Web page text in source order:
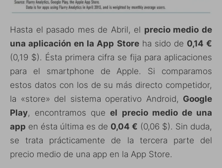
Hasta el pasado mes de Abril, el precio medio de
una aplicación en la App Storeha sido de 0,14 €
(0,19 $). Ésta primera cifra se fija para aplicaciones
para el smartphone de Apple. Si comparamos
estos datos con los de su más directo competidor,
la «store» del sistema operativo Android, Google
Play, encontramos queel precio medio de una
app en ésta última es de 0,04 € (0,06 $). Sin duda,
se trata prácticamente de la tercera parte del
precio medio de una app en la App Store.